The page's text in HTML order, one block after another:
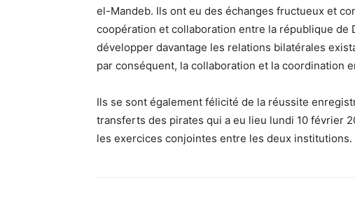
el-Mandeb. Ils ont eu des échanges fructueux et
coopération et collaboration entre la république de
développer davantage les relations bilatérales
par conséquent, la collaboration et la coordination
Ils se sont également félicité de la réussite
transferts des pirates qui a eu lieu lundi 10 février
les exercices conjointes entre les deux institutions.